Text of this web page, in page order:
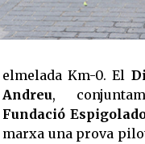
elmelada Km-0. El
Andreu,
Fundació
marxa una prova